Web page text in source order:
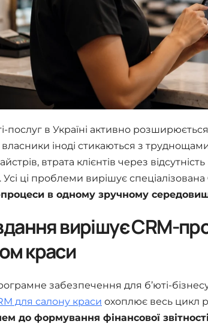
послуг в Україні активно
власники іноді стикаються з
втрата клієнтів через
Усі ці проблеми вирішує спеціалізована
процеси в одному зручному
вирішує CRM-
краси
забезпечення для б’юті-
для салону краси охоплює весь цикл
до формування фінансової